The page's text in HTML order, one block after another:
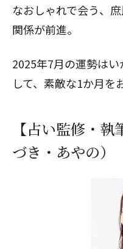
なおしゃれで会う、
関係が前進。
2025年7月の運勢は
して、素敵な1か月を
【占い監修・
づき・あやの）